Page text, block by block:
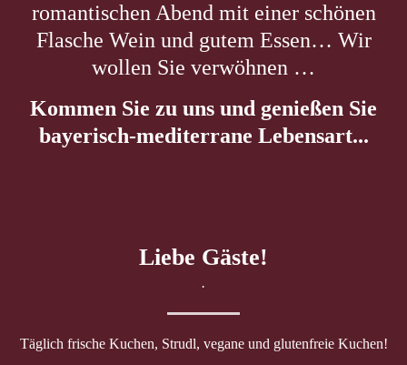
romantischen Abend mit einer schönen
Flasche Wein und gutem Essen… Wir
wollen Sie verwöhnen …
Kommen Sie zu uns und genießen Sie
bayerisch-mediterrane Lebensart...
Liebe Gäste!
.
Täglich frische Kuchen, Strudl, vegane und glutenfreie Kuchen!